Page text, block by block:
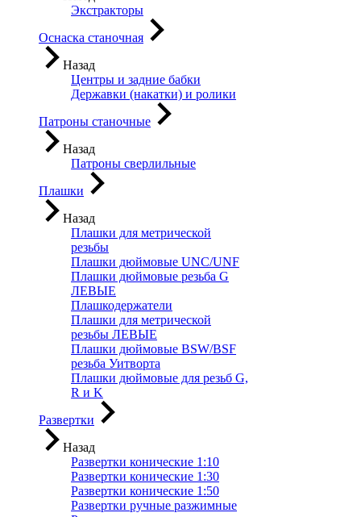
Экстракторы
Оснаска станочная
Назад
Центры и задние бабки
Державки (накатки) и ролики
Патроны станочные
Назад
Патроны сверлильные
Плашки
Назад
Плашки для метрической
резьбы
Плашки дюймовые UNC/UNF
Плашки дюймовые резьба G
ЛЕВЫЕ
Плашкодержатели
Плашки для метрической
резьбы ЛЕВЫЕ
Плашки дюймовые BSW/BSF
резьба Уитворта
Плашки дюймовые для резьб G,
R и K
Развертки
Назад
Развертки конические 1:10
Развертки конические 1:30
Развертки конические 1:50
Развертки ручные разжимные